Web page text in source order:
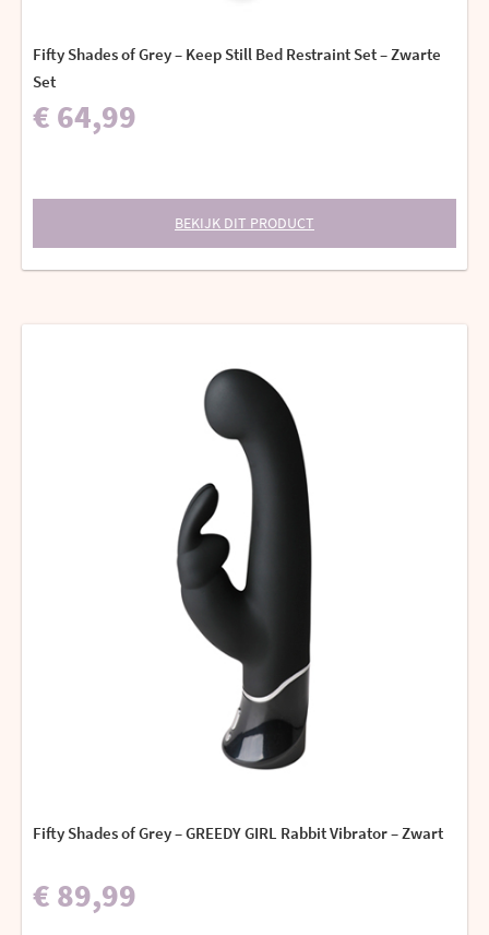
Fifty Shades of Grey – Keep Still Bed Restraint Set – Zwarte
Set
€ 64,99
BEKIJK DIT PRODUCT
Fifty Shades of Grey – GREEDY GIRL Rabbit Vibrator – Zwart
€ 89,99